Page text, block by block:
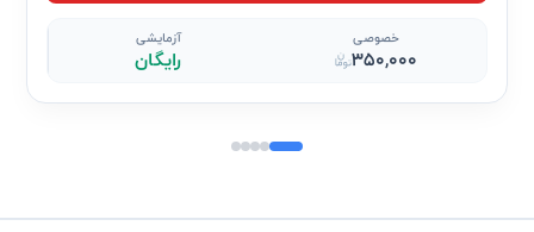
خصوصی
350,000
آزمایشی
رایگان